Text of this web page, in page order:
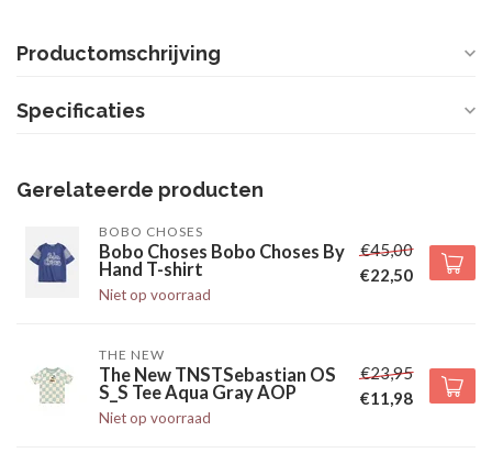
Productomschrijving
Specificaties
Gerelateerde producten
BOBO CHOSES
Bobo Choses Bobo Choses By
Hand T-shirt
Niet op voorraad
€45,00
€22,50
THE NEW
The New TNSTSebastian OS
S_S Tee Aqua Gray AOP
Niet op voorraad
€23,95
€11,98